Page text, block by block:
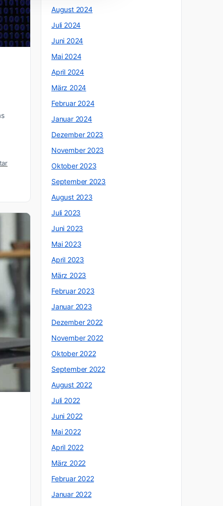
August 2024
Juli 2024
Juni 2024
Mai 2024
April 2024
März 2024
Februar 2024
Januar 2024
Dezember 2023
November 2023
Oktober 2023
September 2023
August 2023
Juli 2023
Juni 2023
Mai 2023
April 2023
März 2023
Februar 2023
Januar 2023
Dezember 2022
November 2022
Oktober 2022
September 2022
August 2022
Juli 2022
Juni 2022
Mai 2022
April 2022
März 2022
Februar 2022
Januar 2022